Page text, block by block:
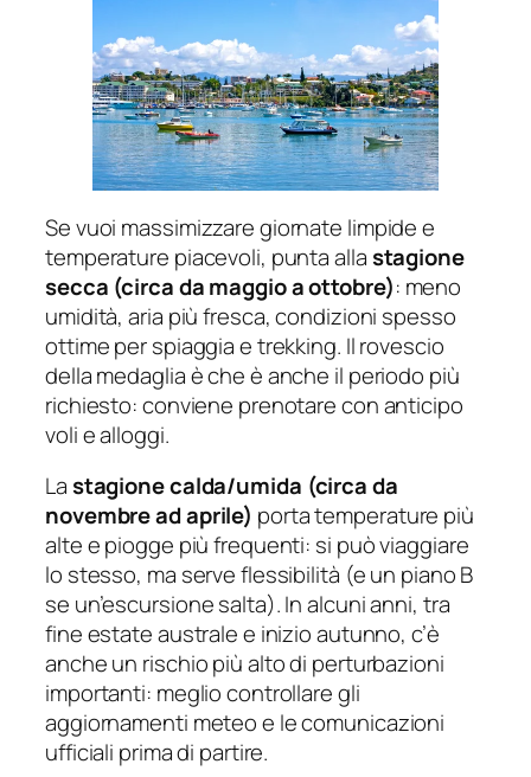
Se vuoi massimizzare giornate limpide e
temperature piacevoli, punta allastagione
secca (circa da maggio a ottobre): meno
umidità, aria più fresca, condizioni spesso
ottime per spiaggia e trekking. Il rovescio
della medaglia è che è anche il periodo più
richiesto: conviene prenotare con anticipo
voli e alloggi.
Lastagione calda/umida (circa da
novembre ad aprile) porta temperature più
alte e piogge più frequenti: si può viaggiare
lo stesso, ma serve flessibilità (e un piano B
se un’escursione salta). In alcuni anni, tra
fine estate australe e inizio autunno, c’è
anche un rischio più alto di perturbazioni
importanti: meglio controllare gli
aggiornamenti meteo e le comunicazioni
ufficiali prima di partire.